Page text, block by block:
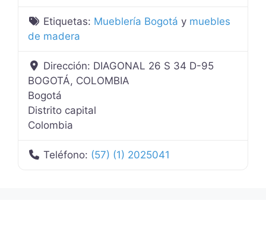
Etiquetas: Mueblería Bogotá y muebles
de madera
Dirección: DIAGONAL 26 S 34 D-95
BOGOTÁ, COLOMBIA
Bogotá
Distrito capital
Colombia
Teléfono: (57) (1) 2025041